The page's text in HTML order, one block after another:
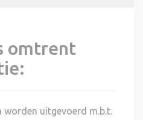
omtrent
worden uitgevoerd m.b.t.